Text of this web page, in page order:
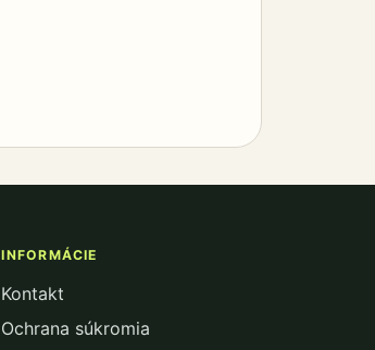
INFORMÁCIE
Kontakt
Ochrana súkromia